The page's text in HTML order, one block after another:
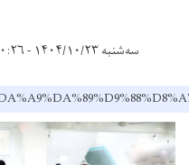
سه‌شنبه ۱۴۰۴/۱۰/۲۳ - ۱۰:۲۶